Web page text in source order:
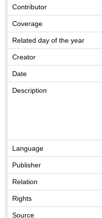
Contributor
Coverage
Related day of the year
Creator
Date
Description
Language
Publisher
Relation
Rights
Source